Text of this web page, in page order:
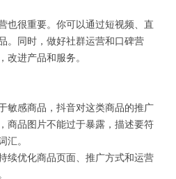
也很重要。你可以通过短视频、直
。同时，做好社群运营和口碑营
进产品和服务。
敏感商品，抖音对这类商品的推广
商品图片不能过于暴露，描述要符
。
续优化商品页面、推广方式和运营